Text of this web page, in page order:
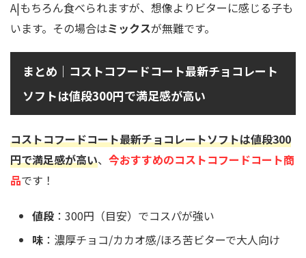
A|もちろん食べられますが、想像よりビターに感じる子も
います。その場合はミックスが無難です。
まとめ｜コストコフードコート最新チョコレート
ソフトは値段300円で満足感が高い
コストコフードコート最新チョコレートソフトは値段300
円で満足感が高い、 今おすすめのコストコフードコート商
品です！
値段 ：300円（目安）でコスパが強い
味 ：濃厚チョコ/カカオ感/ほろ苦ビターで大人向け